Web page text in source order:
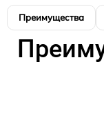
Преимущества